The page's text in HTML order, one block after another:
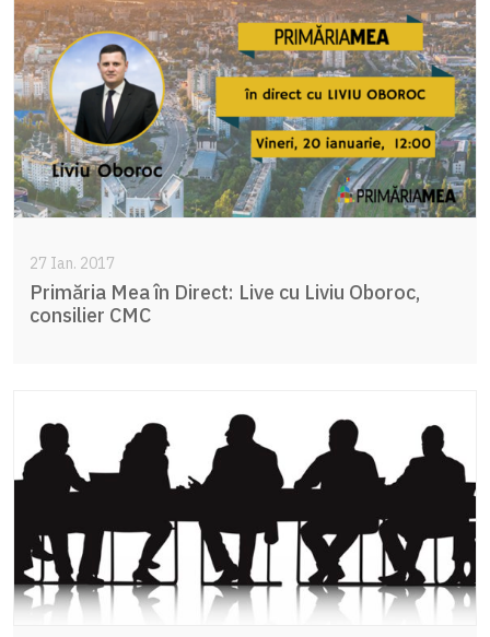
27 Ian. 2017
Primăria Mea în Direct: Live cu Liviu Oboroc,
consilier CMC